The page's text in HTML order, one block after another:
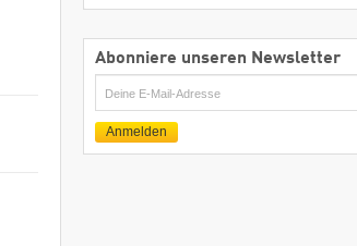
Abonniere unseren Newsletter
E-
Mail
Anmelden